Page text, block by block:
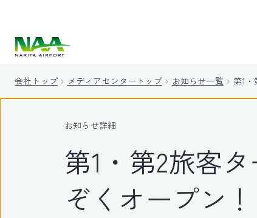
会社トップ メディアセンタートップ お知らせ一覧 第1
お知らせ詳細
第1・第2旅客
ぞくオープン！